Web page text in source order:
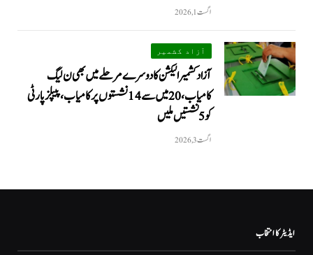
اگست 1, 2026
آزاد کشمیر
آزاد کشمیر الیکشن کا دوسرے مرحلے میں بھی ن لیگ
کامیاب، 20 میں سے 14 نشستوں پر کامیاب، پیپلزپارٹی
کو 5 نشستیں ملیں
اگست 3, 2026
ایڈیٹر کا انتخاب